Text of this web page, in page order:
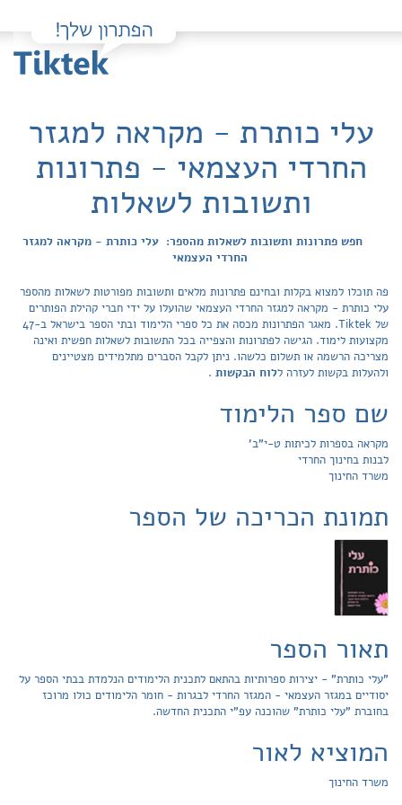
עלי כותרת - מקראה למגזר
החרדי העצמאי - פתרונות
ותשובות לשאלות
חפש פתרונות ותשובות לשאלות מהספר: עלי כותרת - מקראה למגזר
החרדי העצמאי
פה תוכלו למצוא בקלות ובחינם פתרונות מלאים ותשובות מפורטות לשאלות מהספר
עלי כותרת - מקראה למגזר החרדי העצמאי שהועלו על ידי חברי קהילת הפותרים
של Tiktek. מאגר הפתרונות מכסה את כל ספרי הלימוד ובתי הספר בישראל ב-47
מקצועות לימוד. הגישה לפתרונות והצפייה בכל התשובות לשאלות חפשית ואינה
מצריכה הרשמה או תשלום כלשהו. ניתן לקבל הסברים מתלמידים מצטיינים
ולהעלות בקשות לעזרה ללוח הבקשות .
שם ספר הלימוד
מקראה בספרות לכיתות ט-י"ב'
לבנות בחינוך החרדי
משרד החינוך
תמונת הכריכה של הספר
תאור הספר
"עלי כותרת" - יצירות ספרותיות בהתאם לתכנית הלימודים הנלמדת בבתי הספר על
יסודיים במגזר העצמאי - המגזר החרדי לבגרות - חומר הלימודים כולו מרוכז
בחוברת "עלי כותרת" שהוכנה עפ"י התכנית החדשה.
המוציא לאור
משרד החינוך